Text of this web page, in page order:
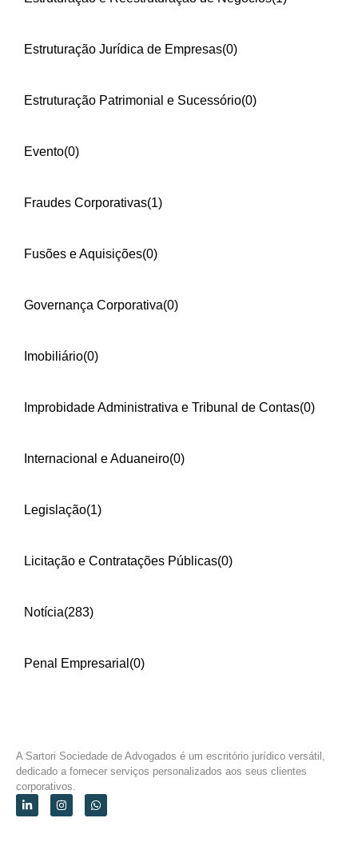
Estruturação Jurídica de Empresas(0)
Estruturação Patrimonial e Sucessório(0)
Evento(0)
Fraudes Corporativas(1)
Fusões e Aquisições(0)
Governança Corporativa(0)
Imobiliário(0)
Improbidade Administrativa e Tribunal de Contas(0)
Internacional e Aduaneiro(0)
Legislação(1)
Licitação e Contratações Públicas(0)
Notícia(283)
Penal Empresarial (0)
A Sartori Sociedade de Advogados é um escritório jurídico versátil,
dedicado a fornecer serviços personalizados aos seus clientes
corporativos.